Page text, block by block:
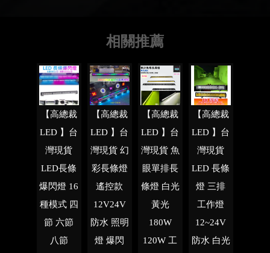
【高總裁
LED 】台
灣現貨
LED長條
爆閃燈 16
種模式 四
節 六節
八節
【高總裁
LED 】台
灣現貨 幻
彩長條燈
遙控款
12V24V
防水 照明
燈 爆閃
【高總裁
LED 】台
灣現貨 魚
眼單排長
條燈 白光
黃光
180W
120W 工
【高總裁
LED 】台
灣現貨
LED 長條
燈 三排
工作燈
12~24V
防水 白光